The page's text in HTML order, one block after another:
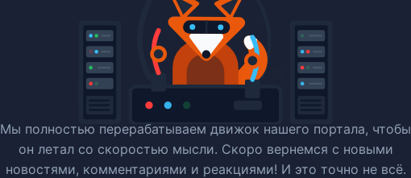
Мы полностью перерабатываем движок нашего портала, чтобы
он летал со скоростью мысли. Скоро вернемся c новыми
новостями, комментариями и реакциями! И это точно не всё.